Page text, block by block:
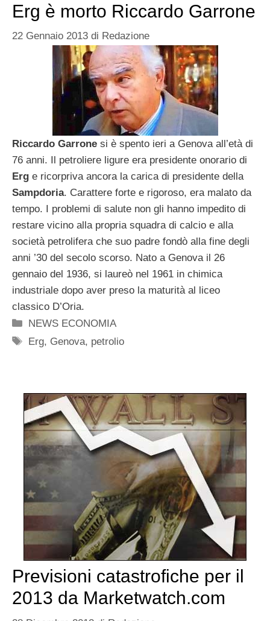
Erg è morto Riccardo Garrone
22 Gennaio 2013 di Redazione
Riccardo Garrone si è spento ieri a Genova all’età di
76 anni. Il petroliere ligure era presidente onorario di
Erg e ricorpriva ancora la carica di presidente della
Sampdoria. Carattere forte e rigoroso, era malato da
tempo. I problemi di salute non gli hanno impedito di
restare vicino alla propria squadra di calcio e alla
società petrolifera che suo padre fondò alla fine degli
anni ’30 del secolo scorso. Nato a Genova il 26
gennaio del 1936, si laureò nel 1961 in chimica
industriale dopo aver preso la maturità al liceo
classico D’Oria.
Categorie
NEWS ECONOMIA
Tag
Erg, Genova, petrolio
Previsioni catastrofiche per il
2013 da Marketwatch.com